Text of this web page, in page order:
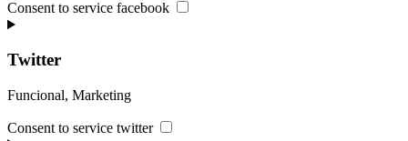
Consent to service facebook
Twitter
Funcional, Marketing
Consent to service twitter